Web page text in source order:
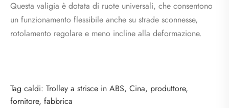
Questa valigia è dotata di ruote universali, che consentono
un funzionamento flessibile anche su strade sconnesse,
rotolamento regolare e meno incline alla deformazione.
Tag caldi: Trolley a strisce in ABS, Cina, produttore,
fornitore, fabbrica